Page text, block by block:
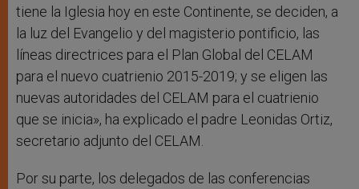
tiene la Iglesia hoy en este Continente, se deciden, a
la luz del Evangelio y del magisterio pontificio, las
líneas directrices para el Plan Global del CELAM
para el nuevo cuatrienio 2015-2019; y se eligen las
nuevas autoridades del CELAM para el cuatrienio
que se inicia», ha explicado el padre Leonidas Ortiz,
secretario adjunto del CELAM.
Por su parte, los delegados de las conferencias